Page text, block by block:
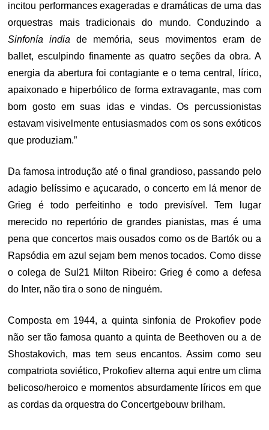
incitou performances exageradas e dramáticas de uma das
orquestras mais tradicionais do mundo. Conduzindo a
Sinfonía india de memória, seus movimentos eram de
ballet, esculpindo finamente as quatro seções da obra. A
energia da abertura foi contagiante e o tema central, lírico,
apaixonado e hiperbólico de forma extravagante, mas com
bom gosto em suas idas e vindas. Os percussionistas
estavam visivelmente entusiasmados com os sons exóticos
que produziam.”
Da famosa introdução até o final grandioso, passando pelo
adagio belíssimo e açucarado, o concerto em lá menor de
Grieg é todo perfeitinho e todo previsível. Tem lugar
merecido no repertório de grandes pianistas, mas é uma
pena que concertos mais ousados como os de Bartók ou a
Rapsódia em azul sejam bem menos tocados. Como disse
o colega de Sul21 Milton Ribeiro: Grieg é como a defesa
do Inter, não tira o sono de ninguém.
Composta em 1944, a quinta sinfonia de Prokofiev pode
não ser tão famosa quanto a quinta de Beethoven ou a de
Shostakovich, mas tem seus encantos. Assim como seu
compatriota soviético, Prokofiev alterna aqui entre um clima
belicoso/heroico e momentos absurdamente líricos em que
as cordas da orquestra do Concertgebouw brilham.